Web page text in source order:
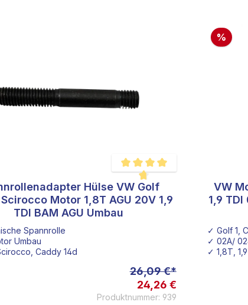
von 5 Sternen Durchschnittliche Bewertung von
Hülse VW Golf
Motor 1,8T AGU 20V 1,9
TDI BAM AGU Umbau
Spannrolle
Umbau
Caddy 14d
26,09 €*
24,26 €
Produktnummer: 939
%
VW
1,9
✓ Golf 1,
✓ 02A/
✓ 1,8T,